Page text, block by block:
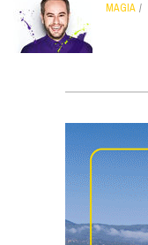
MAGIA